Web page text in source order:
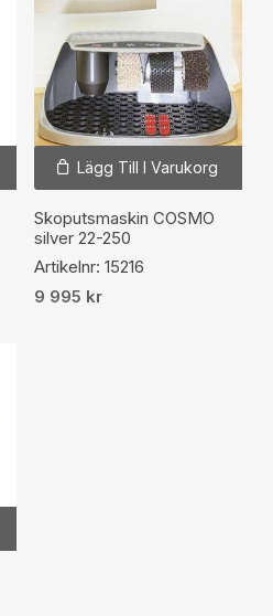
Lägg Till I Varukorg
Skoputsmaskin COSMO
silver 22-250
Artikelnr: 15216
9 995 kr